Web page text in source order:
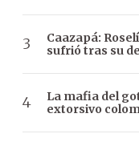
Caazapá:
sufrió tras su
La mafia del
extorsivo